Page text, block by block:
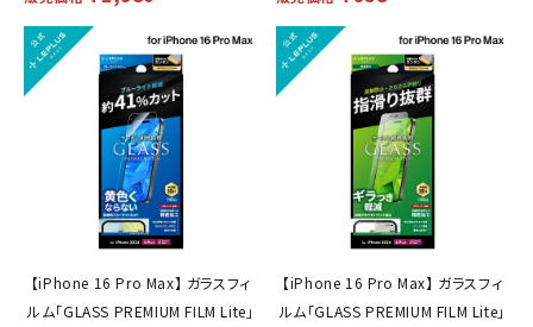
【iPhone 16 Pro Max】 ガラスフィ
ルム「GLASS PREMIUM FILM Lite」
【iPhone 16 Pro Max】 ガラスフィ
ルム「GLASS PREMIUM FILM Lite」